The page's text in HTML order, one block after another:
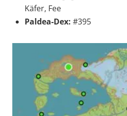
Käfer, Fee
Paldea-Dex: #395